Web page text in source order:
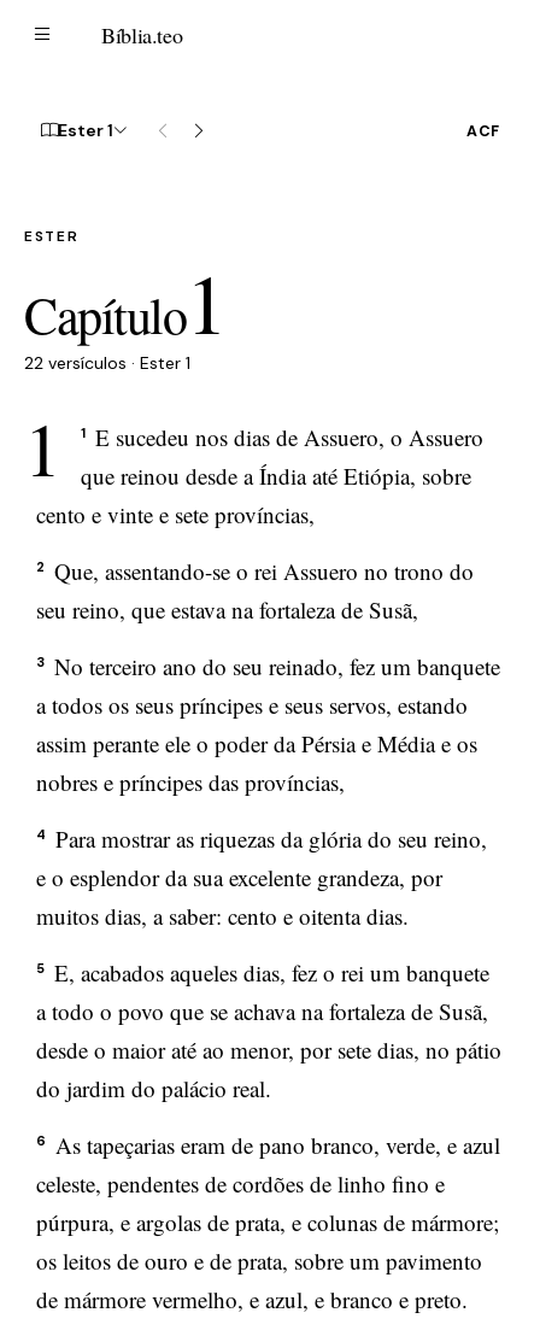
Bíblia.teo
Ester 1 ACF
ESTER
Capítulo1
22 versículos · Ester 1
1 1
E sucedeu nos dias de Assuero, o Assuero
que reinou desde a Índia até Etiópia, sobre
cento e vinte e sete províncias,
2
Que, assentando-se o rei Assuero no trono do
seu reino, que estava na fortaleza de Susã,
3
No terceiro ano do seu reinado, fez um banquete
a todos os seus príncipes e seus servos, estando
assim perante ele o poder da Pérsia e Média e os
nobres e príncipes das províncias,
4
Para mostrar as riquezas da glória do seu reino,
e o esplendor da sua excelente grandeza, por
muitos dias, a saber: cento e oitenta dias.
5
E, acabados aqueles dias, fez o rei um banquete
a todo o povo que se achava na fortaleza de Susã,
desde o maior até ao menor, por sete dias, no pátio
do jardim do palácio real.
6
As tapeçarias eram de pano branco, verde, e azul
celeste, pendentes de cordões de linho fino e
púrpura, e argolas de prata, e colunas de mármore;
os leitos de ouro e de prata, sobre um pavimento
de mármore vermelho, e azul, e branco e preto.